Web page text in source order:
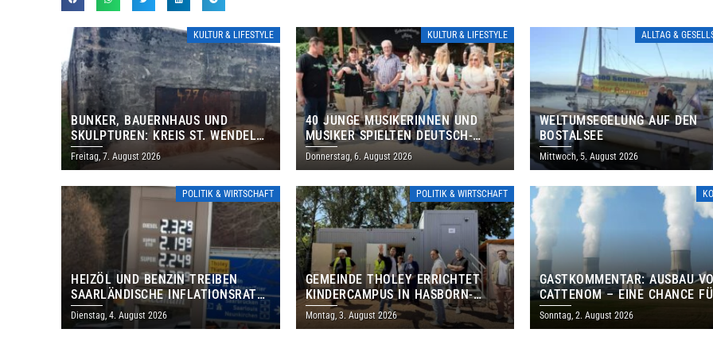
KULTUR & LIFESTYLE
BUNKER, BAUERNHAUS UND
SKULPTUREN: KREIS ST. WENDEL
LÄDT ZUM TAG DES OFFENEN
DENKMALS EIN
Freitag, 7. August 2026
KULTUR & LIFESTYLE
40 JUNGE MUSIKERINNEN UND
MUSIKER SPIELTEN DEUTSCH-
BRASILIANISCHES PROGRAMM IN
THOLEY
Donnerstag, 6. August 2026
ALLTAG &
WELTUMSEGELUNG AUF DEN
BOSTALSEE
Mittwoch, 5. August 2026
POLITIK & WIRTSCHAFT
HEIZÖL UND BENZIN TREIBEN
SAARLÄNDISCHE INFLATIONSRATE
IM JULI AUF 3,2 PROZENT
Dienstag, 4. August 2026
POLITIK & WIRTSCHAFT
GEMEINDE THOLEY ERRICHTET
KINDERCAMPUS IN HASBORN-
DAUTWEILER FÜR RUND 8,5 BIS 9
MILLIONEN EURO
Montag, 3. August 2026
GASTKOMMENTAR: AUSBAU
CATTENOM – EINE CHANCE
LOTHRINGEN UND DAS
Sonntag, 2. August 2026